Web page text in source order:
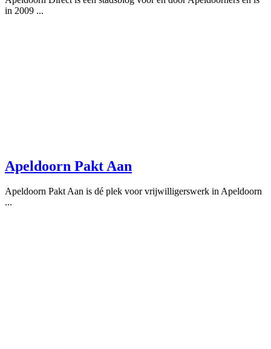
in 2009 ...
Apeldoorn Pakt Aan
Apeldoorn Pakt Aan is dé plek voor vrijwilligerswerk in Apeldoorn
...